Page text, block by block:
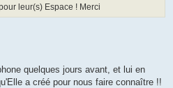
leur(s) Espace ! Merci
quelques jours avant, et lui en
a créé pour nous faire connaître !!